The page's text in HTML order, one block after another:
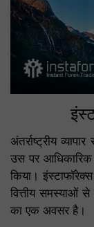
अंतर्राष्ट्रीय
उस पर आधिकारिक
किया।
वित्तीय समस्याओं
का एक अवसर है।